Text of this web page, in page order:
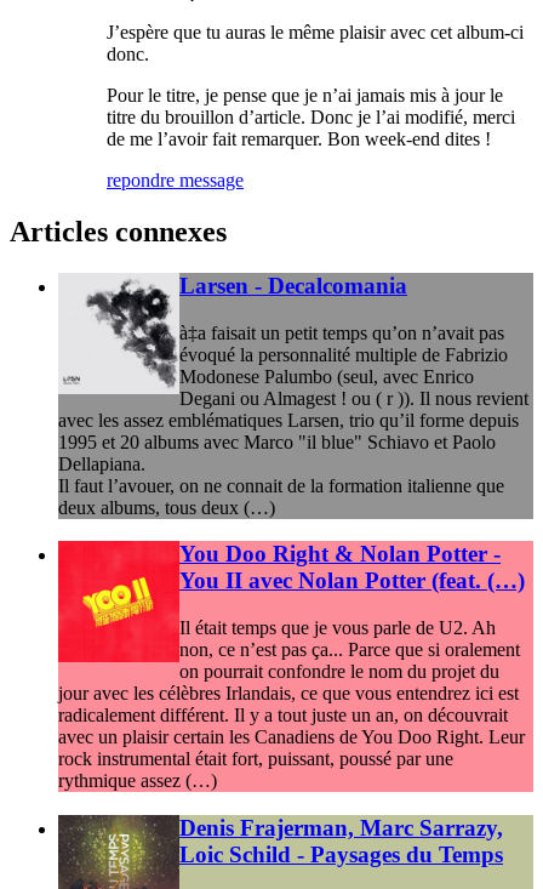
J’espère que tu auras le même plaisir avec cet album-ci
donc.
Pour le titre, je pense que je n’ai jamais mis à jour le
titre du brouillon d’article. Donc je l’ai modifié, merci
de me l’avoir fait remarquer. Bon week-end dites !
repondre message
Articles connexes
Larsen - Decalcomania
à‡a faisait un petit temps qu’on n’avait pas
évoqué la personnalité multiple de Fabrizio
Modonese Palumbo (seul, avec Enrico
Degani ou Almagest ! ou ( r )). Il nous revient
avec les assez emblématiques Larsen, trio qu’il forme depuis
1995 et 20 albums avec Marco "il blue" Schiavo et Paolo
Dellapiana.
Il faut l’avouer, on ne connait de la formation italienne que
deux albums, tous deux (…)
You Doo Right & Nolan Potter -
You II avec Nolan Potter (feat. (…)
Il était temps que je vous parle de U2. Ah
non, ce n’est pas ça... Parce que si oralement
on pourrait confondre le nom du projet du
jour avec les célèbres Irlandais, ce que vous entendrez ici est
radicalement différent. Il y a tout juste un an, on découvrait
avec un plaisir certain les Canadiens de You Doo Right. Leur
rock instrumental était fort, puissant, poussé par une
rythmique assez (…)
Denis Frajerman, Marc Sarrazy,
Loic Schild - Paysages du Temps